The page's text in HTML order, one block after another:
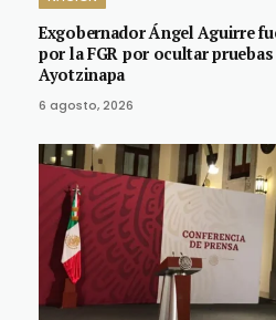
Exgobernador Ángel Aguirre
por la FGR por ocultar
Ayotzinapa
6 agosto, 2026